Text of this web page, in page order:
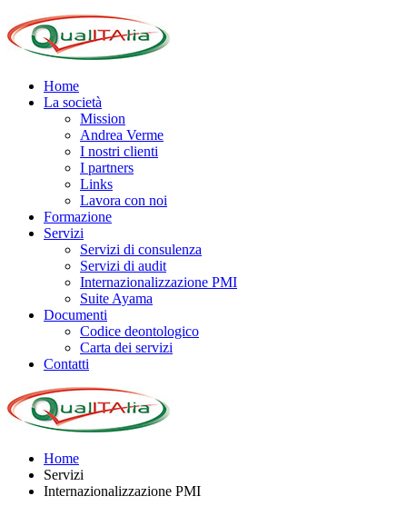
Home
La società
Mission
Andrea Verme
I nostri clienti
I partners
Links
Lavora con noi
Formazione
Servizi
Servizi di consulenza
Servizi di audit
Internazionalizzazione PMI
Suite Ayama
Documenti
Codice deontologico
Carta dei servizi
Contatti
Home
Servizi
Internazionalizzazione PMI